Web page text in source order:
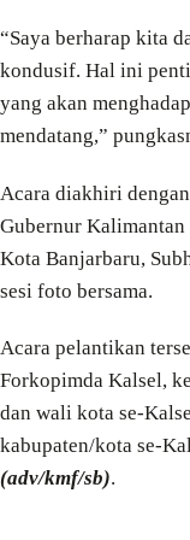
“Saya berharap kita
kondusif. Hal ini
yang akan
mendatang,”
Acara diakhiri
Gubernur
Kota Banjarbaru,
sesi foto bersama.
Acara pelantikan
Forkopimda Kalsel,
dan wali kota se-
kabupaten/kota se-
(adv/kmf/sb).